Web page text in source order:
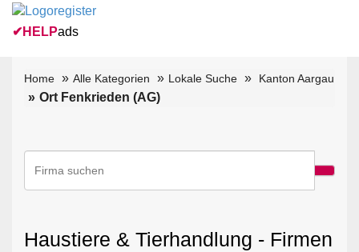
✔ HELPads
Home Alle Kategorien Lokale Suche Kanton Aargau
Ort Fenkrieden (AG)
Haustiere & Tierhandlung - Firmen